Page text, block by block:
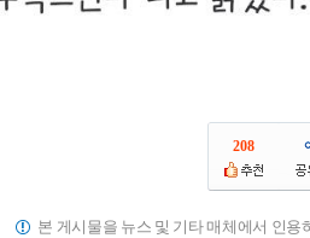
208
본 게시물을 뉴스 및 기타 매체에서 인